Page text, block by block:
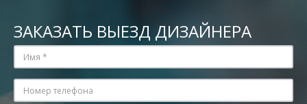
ЗАКАЗАТЬ ВЫЕЗД ДИЗАЙНЕРА